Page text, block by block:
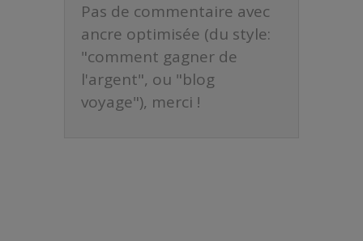
Pas de commentaire avec
ancre optimisée (du style:
"comment gagner de
l'argent", ou "blog
voyage"), merci !